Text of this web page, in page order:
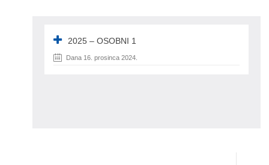
2025 – OSOBNI 1
Dana 16. prosinca 2024.